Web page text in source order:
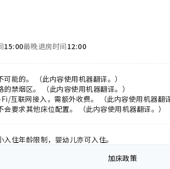
15:00最晚退房时间12:00
可能的。 （此内容使用机器翻译。）
的禁烟区。 （此内容使用机器翻译。）
互联网接入，需额外收费。 （此内容使用机器翻
会要求其他床位配置。 （此内容使用机器翻译。）
入住年龄限制，婴幼儿亦可入住。
加床政策